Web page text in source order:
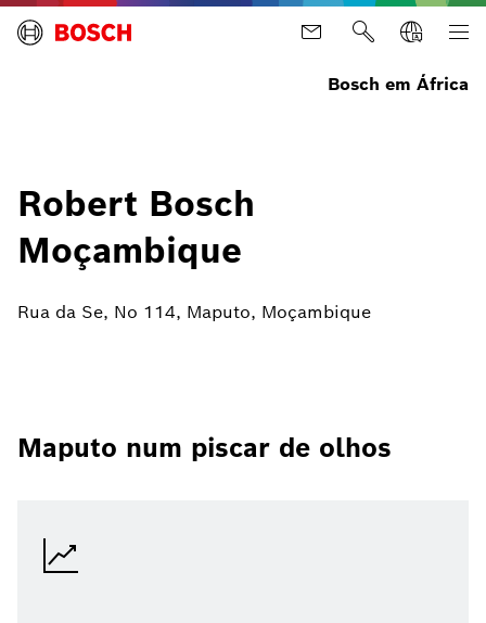
Bosch em África
Robert Bosch
Moçambique
Rua da Se, No 114, Maputo, Moçambique
Maputo num piscar de olhos